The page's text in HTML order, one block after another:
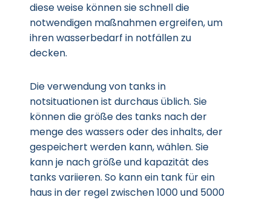
diese weise können sie schnell die
notwendigen maßnahmen ergreifen, um
ihren wasserbedarf in notfällen zu
decken.
Die verwendung von tanks in
notsituationen ist durchaus üblich. Sie
können die größe des tanks nach der
menge des wassers oder des inhalts, der
gespeichert werden kann, wählen. Sie
kann je nach größe und kapazität des
tanks variieren. So kann ein tank für ein
haus in der regel zwischen 1000 und 5000